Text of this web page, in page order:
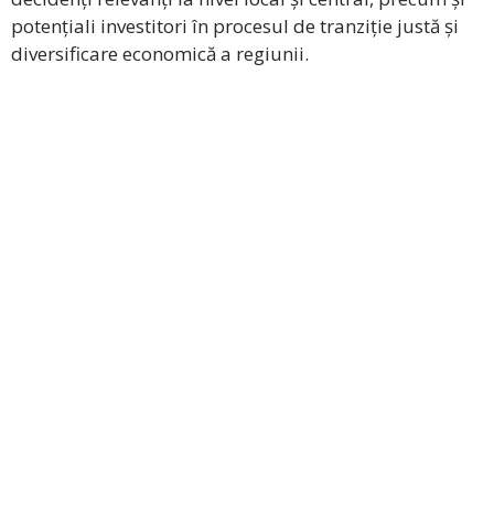
potențiali investitori în procesul de tranziție justă și
diversificare economică a regiunii.